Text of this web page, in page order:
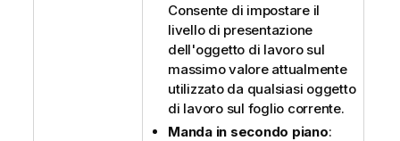
Consente di impostare il
livello di presentazione
dell'oggetto di lavoro sul
massimo valore attualmente
utilizzato da qualsiasi oggetto
di lavoro sul foglio corrente.
Manda in secondo piano: